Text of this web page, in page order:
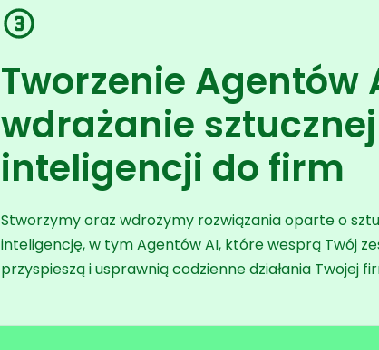
Tworzenie Agentów
wdrażanie sztucznej
inteligencji do firm
Stworzymy oraz wdrożymy rozwiązania oparte o
inteligencję, w tym Agentów AI, które wesprą Twój
przyspieszą i usprawnią codzienne działania Twojej